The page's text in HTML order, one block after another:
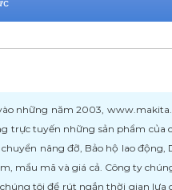
những năm 2003,
trực tuyến những sản phẩm của
chuyển nâng đỡ, Bảo hộ lao
mẩu mã và giá cả. Công ty
tôi để rút ngắn thời gian